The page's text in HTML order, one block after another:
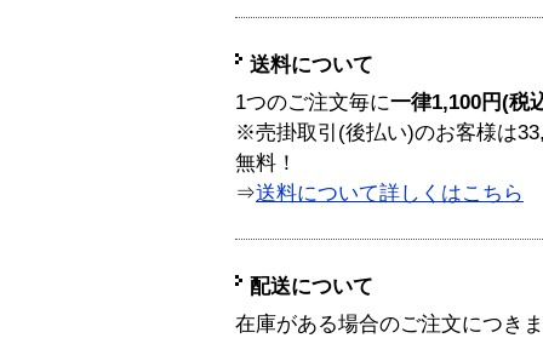
送料について
1つのご注文毎に一律1,100円(税
※売掛取引(後払い)のお客様は
無料！
⇒送料について詳しくはこちら
配送について
在庫がある場合のご注文につき